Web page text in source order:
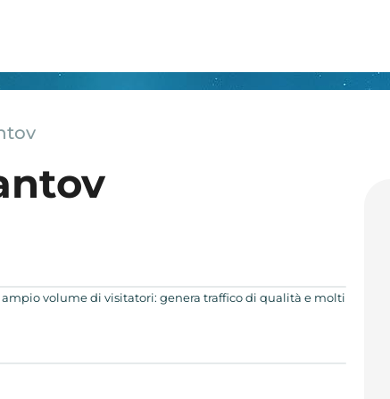
volume di visitatori: genera traffico di qualità e molti